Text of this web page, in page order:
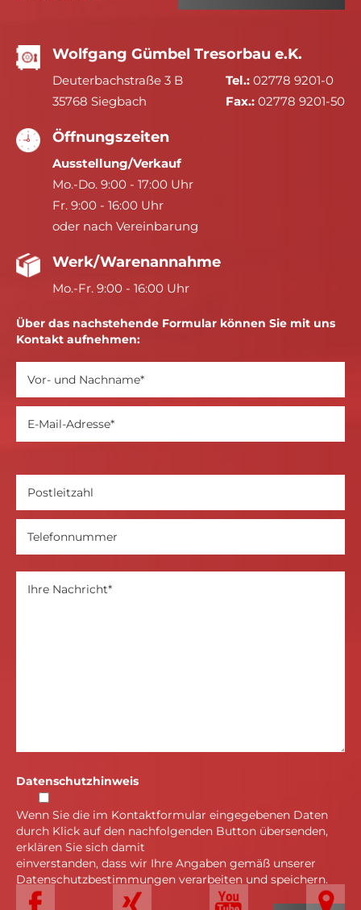
Wolfgang Gümbel Tresorbau e.K.
Deuterbachstraße 3 B
35768 Siegbach
Tel.: 02778 9201-0
Fax.: 02778 9201-50
Öffnungszeiten
Ausstellung/Verkauf
Mo.-Do. 9:00 - 17:00 Uhr
Fr. 9:00 - 16:00 Uhr
oder nach Vereinbarung
Werk/Warenannahme
Mo.-Fr. 9:00 - 16:00 Uhr
Über das nachstehende Formular können Sie mit uns
Kontakt aufnehmen:
Datenschutzhinweis
Wenn Sie die im Kontaktformular eingegebenen Daten
durch Klick auf den nachfolgenden Button übersenden,
erklären Sie sich damit
einverstanden, dass wir Ihre Angaben gemäß unserer
Datenschutzbestimmungen verarbeiten und speichern.